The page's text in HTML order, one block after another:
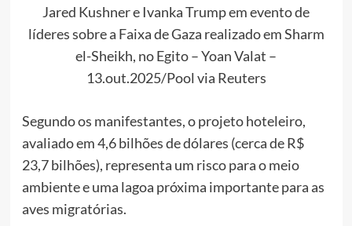
Jared Kushner e Ivanka Trump em evento de
líderes sobre a Faixa de Gaza realizado em Sharm
el-Sheikh, no Egito – Yoan Valat –
13.out.2025/Pool via Reuters
Segundo os manifestantes, o projeto hoteleiro,
avaliado em 4,6 bilhões de dólares (cerca de R$
23,7 bilhões), representa um risco para o meio
ambiente e uma lagoa próxima importante para as
aves migratórias.